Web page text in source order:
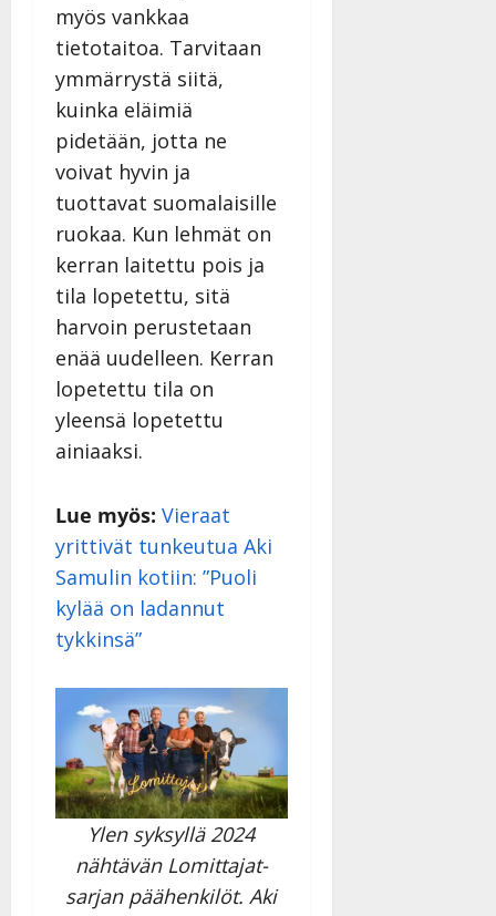
myös vankkaa
tietotaitoa. Tarvitaan
ymmärrystä siitä,
kuinka eläimiä
pidetään, jotta ne
voivat hyvin ja
tuottavat suomalaisille
ruokaa. Kun lehmät on
kerran laitettu pois ja
tila lopetettu, sitä
harvoin perustetaan
enää uudelleen. Kerran
lopetettu tila on
yleensä lopetettu
ainiaaksi.
Lue myös: Vieraat
yrittivät tunkeutua Aki
Samulin kotiin: ”Puoli
kylää on ladannut
tykkinsä”
Ylen syksyllä 2024
nähtävän Lomittajat-
sarjan päähenkilöt. Aki